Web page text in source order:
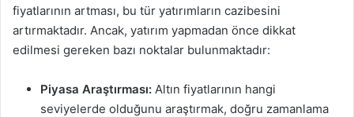
fiyatlarının artması, bu tür yatırımların cazibesini
artırmaktadır. Ancak, yatırım yapmadan önce dikkat
edilmesi gereken bazı noktalar bulunmaktadır:
Piyasa Araştırması: Altın fiyatlarının hangi
seviyelerde olduğunu araştırmak, doğru zamanlama